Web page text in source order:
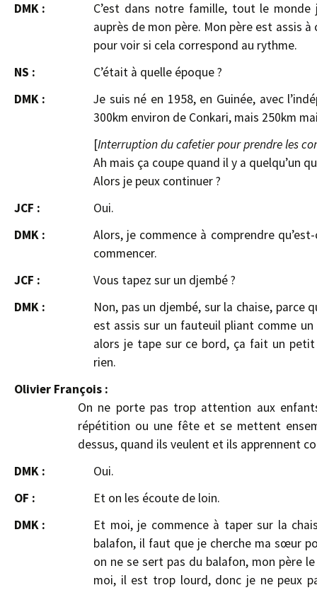
DMK :
C’est dans notre famille, tout le monde
auprès de mon père. Mon père est assis
pour voir si cela correspond au rythme.
NS :
C’était à quelle époque ?
DMK :
Je suis né en 1958, en Guinée, avec
300km environ de Conkari, mais 250km
[Interruption du cafetier pour prendre les
Ah mais ça coupe quand il y a quelqu’un
Alors je peux continuer ?
JCF :
Oui.
DMK :
Alors, je commence à comprendre
commencer.
JCF :
Vous tapez sur un djembé ?
DMK :
Non, pas un djembé, sur la chaise,
est assis sur un fauteuil pliant comme
alors je tape sur ce bord, ça fait un
rien.
Olivier François :
On ne porte pas trop attention aux
répétition ou une fête et se mettent
dessus, quand ils veulent et ils apprennent
DMK :
Oui.
OF :
Et on les écoute de loin.
DMK :
Et moi, je commence à taper sur la
balafon, il faut que je cherche ma sœur
on ne se sert pas du balafon, mon père
moi, il est trop lourd, donc je ne peux